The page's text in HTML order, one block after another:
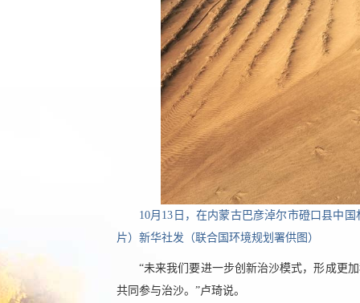
10月13日，在内蒙古巴彦淖尔市磴口县中
片）新华社发（联合国环境规划署供图）
“未来我们要进一步创新治沙模式，形成更
共同参与治沙。”卢琦说。